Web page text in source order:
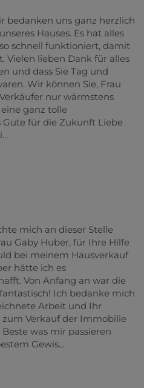
bedanken uns ganz herzlich
Hauses. Es hat alles
schnell funktioniert, damit
Vielen lieben Dank für alles
und dass Sie Tag und
Wir können Sie, Frau
nur wärmstens
ganz tolle
für die Zukunft Liebe
mich an dieser Stelle
Gaby Huber, für Ihre Hilfe
bei meinem Hausverkauf
hätte ich es
Von Anfang an war die
Ich bedanke mich
Arbeit und Ihr
Verkauf der Immobilie
was mir passieren
Gewis...